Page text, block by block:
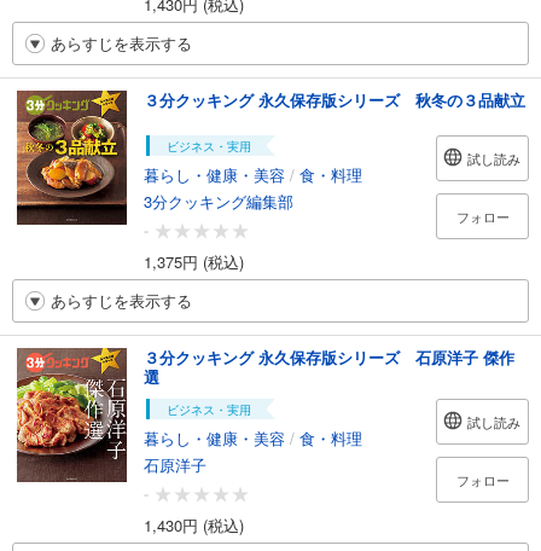
あらすじを表示する
３分クッキング 永久保存版シリーズ 秋冬の３品献立
ビジネス・実用
暮らし・健康・美容 / 食・料理
3分クッキング編集部
-
1,375円 (税込)
試し読み
フォロー
あらすじを表示する
３分クッキング 永久保存版シリーズ 石原洋子 傑作
選
ビジネス・実用
暮らし・健康・美容 / 食・料理
石原洋子
-
1,430円 (税込)
試し読み
フォロー